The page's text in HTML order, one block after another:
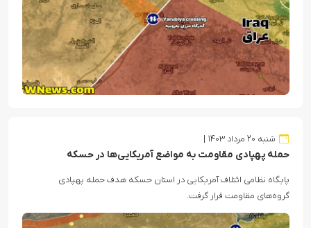
شنبه ۲۰ مرداد ۱۴۰۳
حمله پهپادی مقاومت به مواضع آمریکایی‌ها در حسکه
پایگاه نظامی ائتلاف آمریکایی در استان حسکه هدف حمله پهپادی
گروه‌های مقاومت قرار گرفت.